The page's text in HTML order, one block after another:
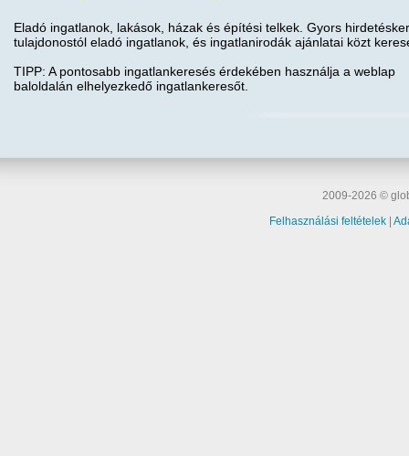
Eladó ingatlanok, lakások, házak és építési telkek. Gyors
tulajdonostól eladó ingatlanok, és ingatlanirodák ajánlatai közt
TIPP: A pontosabb ingatlankeresés érdekében használja a weblap
baloldalán elhelyezkedő ingatlankeresőt.
2009-2026 ©
Felhasználási feltételek